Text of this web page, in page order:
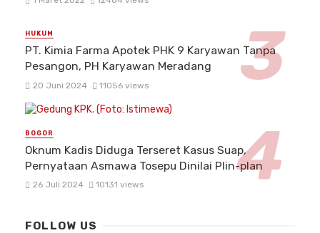
HUKUM
PT. Kimia Farma Apotek PHK 9 Karyawan Tanpa
Pesangon, PH Karyawan Meradang
20 Juni 2024 11056 views
BOGOR
Oknum Kadis Diduga Terseret Kasus Suap,
Pernyataan Asmawa Tosepu Dinilai Plin-plan
26 Juli 2024 10131 views
FOLLOW US